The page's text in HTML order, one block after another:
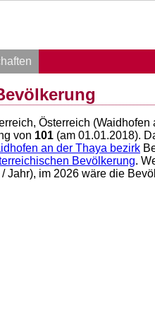
Österreich (Waidhofen
von 101 (am 01.01.2018).
an der Thaya bezirk
Bevölkerung.
/ Jahr), im 2026 wäre die